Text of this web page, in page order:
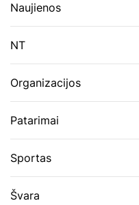
Naujienos
NT
Organizacijos
Patarimai
Sportas
Švara